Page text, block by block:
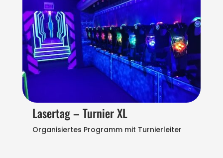
Lasertag – Turnier XL
Organisiertes Programm mit Turnierleiter